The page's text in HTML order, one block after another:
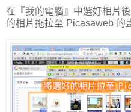
在『我的電腦』中選好相片
的相片拖拉至 Picasaweb 的